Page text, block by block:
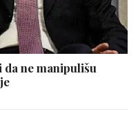
ne manipulišu